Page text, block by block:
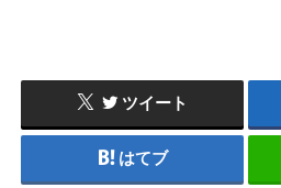
ツイート
はてブ